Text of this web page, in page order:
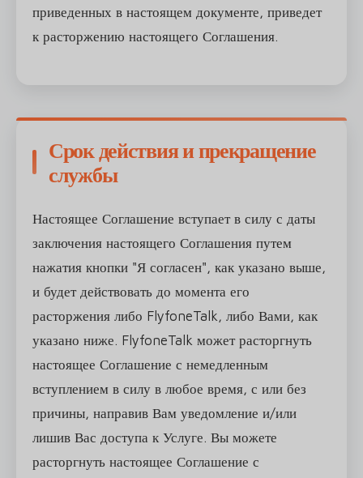
приведенных в настоящем документе, приведет
к расторжению настоящего Соглашения.
Срок действия и прекращение
службы
Настоящее Соглашение вступает в силу с даты
заключения настоящего Соглашения путем
нажатия кнопки "Я согласен", как указано выше,
и будет действовать до момента его
расторжения либо FlyfoneTalk, либо Вами, как
указано ниже. FlyfoneTalk может расторгнуть
настоящее Соглашение с немедленным
вступлением в силу в любое время, с или без
причины, направив Вам уведомление и/или
лишив Вас доступа к Услуге. Вы можете
расторгнуть настоящее Соглашение с